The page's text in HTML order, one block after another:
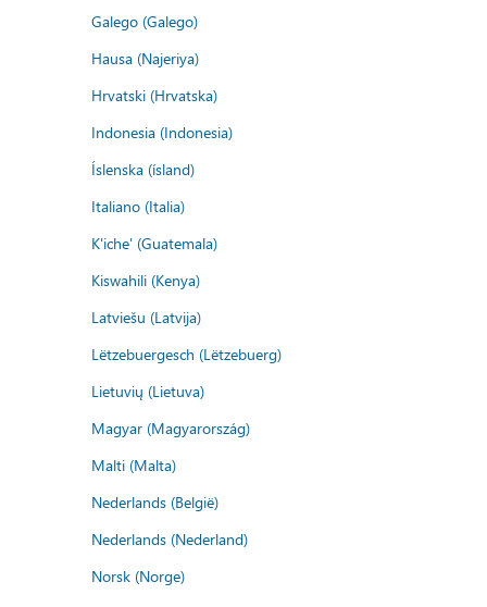
Galego (Galego)
Hausa (Najeriya)
Hrvatski (Hrvatska)
Indonesia (Indonesia)
Íslenska (ísland)
Italiano (Italia)
K'iche' (Guatemala)
Kiswahili (Kenya)
Latviešu (Latvija)
Lëtzebuergesch (Lëtzebuerg)
Lietuvių (Lietuva)
Magyar (Magyarország)
Malti (Malta)
Nederlands (België)
Nederlands (Nederland)
Norsk (Norge)